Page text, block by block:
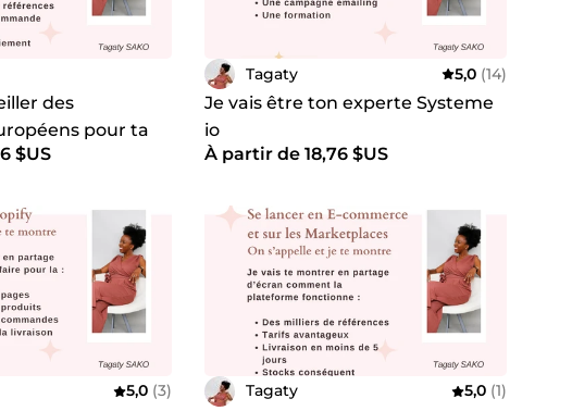
des
pour ta
ou ton magasin
$US
Tagaty 5,0 (14)
Je vais être ton experte Systeme
io
À partir de 18,76 $US
5,0 (3) Tagaty 5,0 (1)